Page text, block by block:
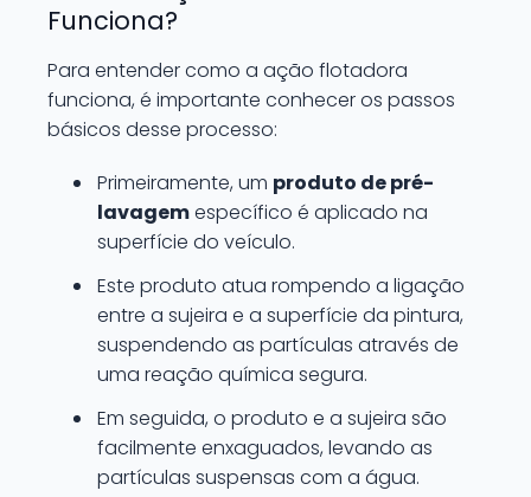
Funciona?
Para entender como a ação flotadora
funciona, é importante conhecer os passos
básicos desse processo:
Primeiramente, um produto de pré-
lavagemespecífico é aplicado na
superfície do veículo.
Este produto atua rompendo a ligação
entre a sujeira e a superfície da pintura,
suspendendo as partículas através de
uma reação química segura.
Em seguida, o produto e a sujeira são
facilmente enxaguados, levando as
partículas suspensas com a água.